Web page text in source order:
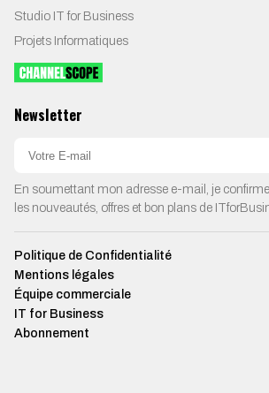
Studio IT for Business
Projets Informatiques
Newsletter
En soumettant mon adresse e-mail, je
les nouveautés, offres et bon plans de
Politique de Confidentialité
Mentions légales
Équipe commerciale
IT for Business
Abonnement